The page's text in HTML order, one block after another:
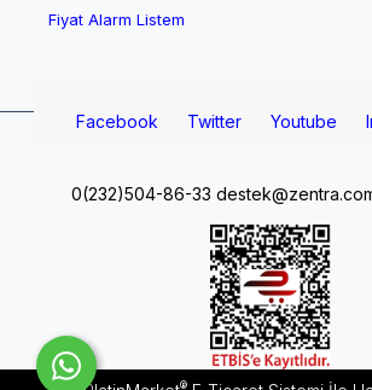
Fiyat Alarm Listem
Facebook Twitter Youtube
0(232)504-86-33
®